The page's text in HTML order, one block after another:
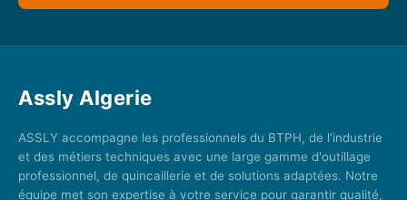
Assly Algerie
ASSLY accompagne les professionnels du BTPH, de l'industrie
et des métiers techniques avec une large gamme d'outillage
professionnel, de quincaillerie et de solutions adaptées. Notre
équipe met son expertise à votre service pour garantir qualité,